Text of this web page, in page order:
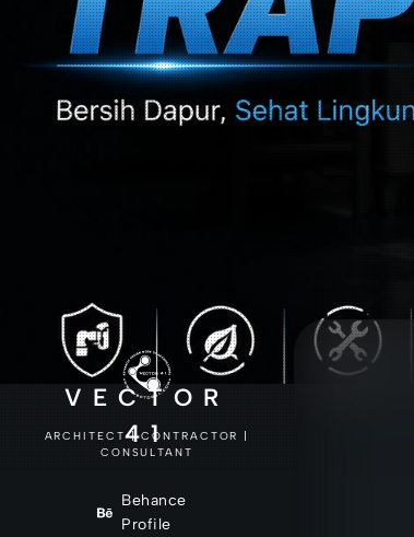
VECTOR
41
ARCHITECT | CONTRACTOR |
CONSULTANT
Behance
Profile